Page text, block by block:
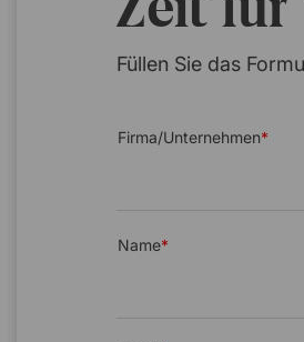
Füllen Sie das
Firma/Unternehmen
Name